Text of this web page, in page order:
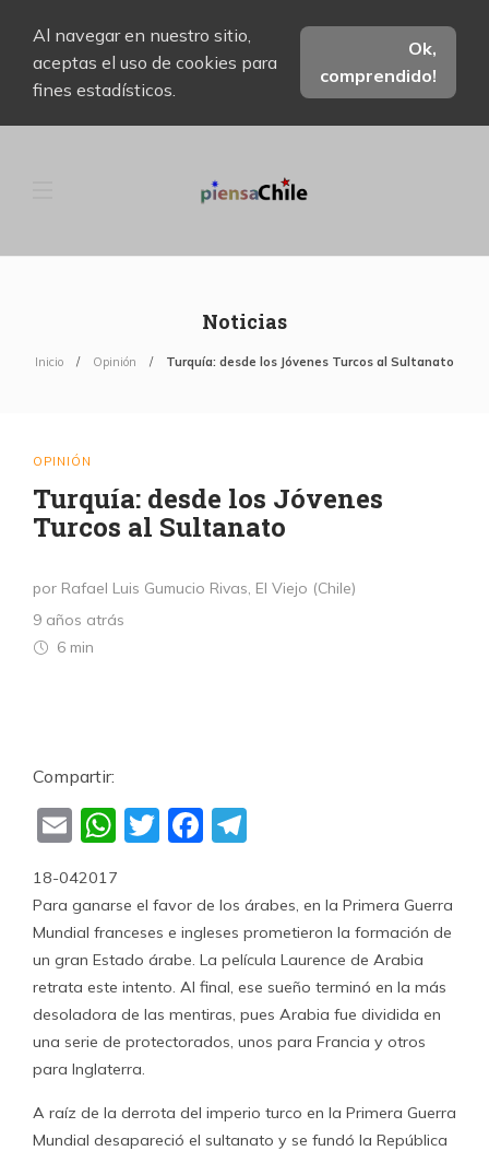
Al navegar en nuestro sitio,
aceptas el uso de cookies para
fines estadísticos.
Ok,
comprendido!
Noticias
Inicio Opinión Turquía: desde los Jóvenes Turcos al Sultanato
OPINIÓN
Turquía: desde los Jóvenes
Turcos al Sultanato
por Rafael Luis Gumucio Rivas, El Viejo (Chile)
9 años atrás
6 min
Compartir:
EmailWhatsApp
TwitterFacebook
18-042017
Para ganarse el favor de los árabes, en la Primera Guerra
Mundial franceses e ingleses prometieron la formación de
un gran Estado árabe. La película Laurence de Arabia
retrata este intento. Al final, ese sueño terminó en la más
desoladora de las mentiras, pues Arabia fue dividida en
una serie de protectorados, unos para Francia y otros
para Inglaterra.
A raíz de la derrota del imperio turco en la Primera Guerra
Mundial desapareció el sultanato y se fundó la República